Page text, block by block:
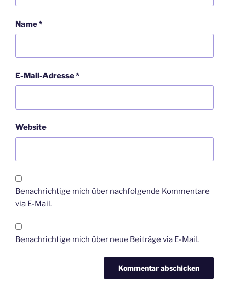
Name*
E-Mail-Adresse*
Website
Benachrichtige mich über nachfolgende Kommentare
via E-Mail.
Benachrichtige mich über neue Beiträge via E-Mail.